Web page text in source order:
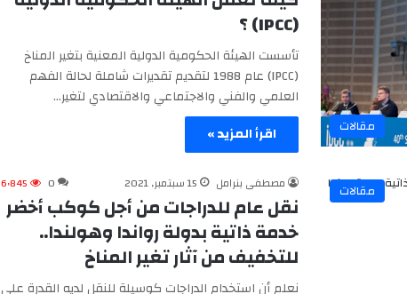
مقالات
(IPCC) ؟
تأسست الهيئة الحكومية الدولية المعنية بتغير المناخ
(‎(IPCC‏ عام ‎1988‏ لتقديم تقديرات شاملة لحالة الفهم
العلمي والفني والاجتماعي والاقتصادي لتغير…
اقرأ المزيد »
مقالات مصطفى بنرامل 15 سبتمبر, 2021 0 6٬845
نقل عام للدراجات من أجل كوكب أخضر
خدمة ذاتية بدولة رواندا وهولندا..
للتخفيف من آثار تغير المناخ
نعلم أن استخدام الدراجات كوسيلة للنقل لديه القدرة على